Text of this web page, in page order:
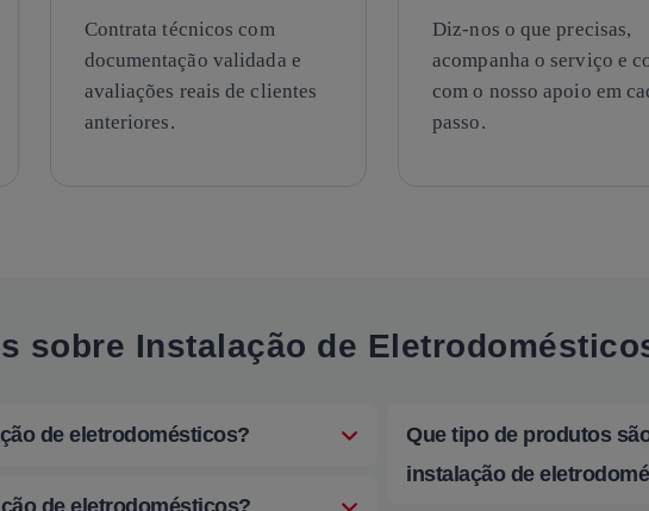
Contrata técnicos com
documentação validada e
avaliações reais de clientes
anteriores.
Diz-nos o que precisas,
acompanha o serviço e
com o nosso apoio em
passo.
sobre Instalação de
de eletrodomésticos?
de eletrodomésticos?
Que tipo de produtos
instalação de